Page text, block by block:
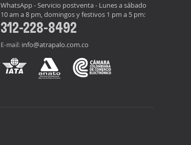
WhatsApp - Servicio postventa - Lunes a sábado
10 am a 8 pm, domingos y festivos 1 pm a 5 pm:
312-228-8492
E-mail: info@atrapalo.com.co